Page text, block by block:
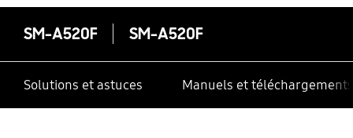
SM-A520F SM-A520F
Solutions et astuces Manuels et téléchargements